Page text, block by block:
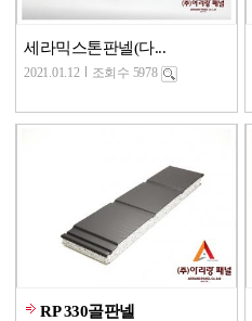
세라믹스톤판넬(다...
2021.01.12 조회수 5978
RP 330골판넬